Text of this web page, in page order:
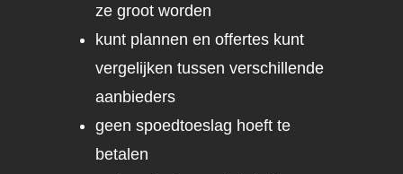
ze groot worden
kunt plannen en offertes kunt
vergelijken tussen verschillende
aanbieders
geen spoedtoeslag hoeft te
betalen